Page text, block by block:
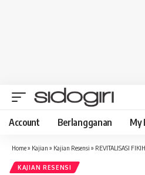
Account Berlangganan My
Home» Kajian » Kajian Resensi » REVITALISASI
KAJIAN RESENSI